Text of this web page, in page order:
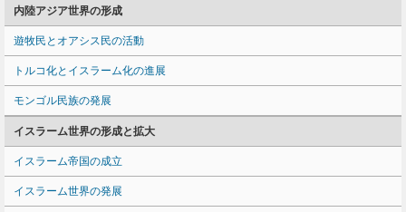
内陸アジア世界の形成
遊牧民とオアシス民の活動
トルコ化とイスラーム化の進展
モンゴル民族の発展
イスラーム世界の形成と拡大
イスラーム帝国の成立
イスラーム世界の発展